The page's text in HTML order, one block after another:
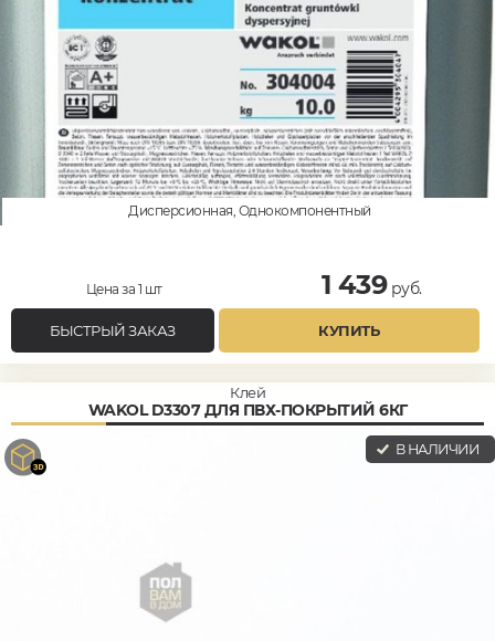
Дисперсионная, Однокомпонентный
Цена за 1 шт 1 439руб.
БЫСТРЫЙ ЗАКАЗ КУПИТЬ
Клей
WAKOL D3307 ДЛЯ ПВХ-ПОКРЫТИЙ 6КГ
В НАЛИЧИИ